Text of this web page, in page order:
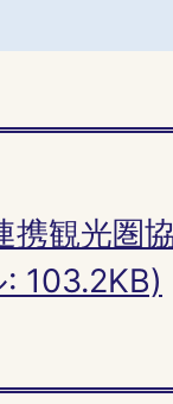
携観光圏
103.2KB)